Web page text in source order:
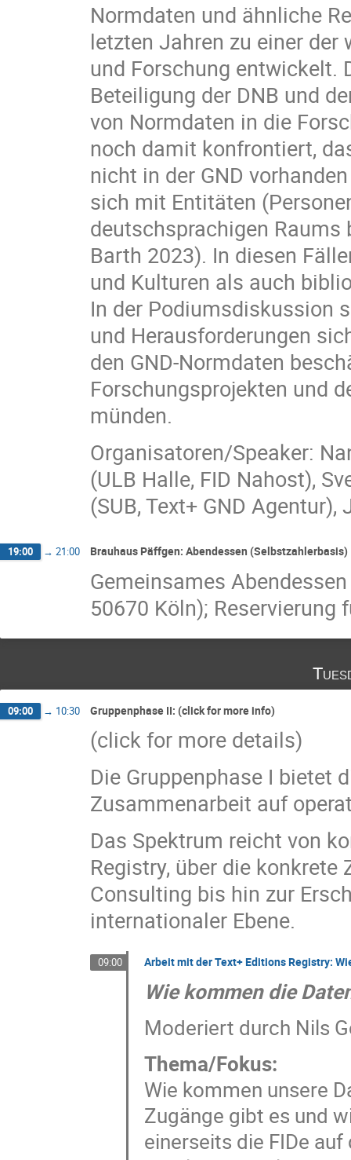
Normdaten und ähnliche
letzten Jahren zu einer
und Forschung entwickelt.
Beteiligung der DNB und
von Normdaten in die
noch damit konfrontiert,
nicht in der GND
sich mit Entitäten
deutschsprachigen Raums
Barth 2023). In diesen
und Kulturen als auch
In der Podiumsdiskussion
und Herausforderungen
den GND-Normdaten
Forschungsprojekten und
münden.
Organisatoren/Speaker:
(ULB Halle, FID Nahost),
(SUB, Text+ GND Agentur),
19:00 → 21:00 Brauhaus Päffgen: Abendessen (Selbstzahlerbasis)
Gemeinsames
50670 Köln); Reservierung
09:00 → 10:30 Gruppenphase II: (click for more info)
(click for more details)
Die Gruppenphase I bietet
Zusammenarbeit auf
Das Spektrum reicht von
Registry, über die
Consulting bis hin zur
internationaler Ebene.
09:00 Arbeit mit der Text+ Editions Registry:
Wie kommen die
Moderiert durch Nils
Thema/Fokus:
Wie kommen unsere
Zugänge gibt es und
einerseits die FIDe